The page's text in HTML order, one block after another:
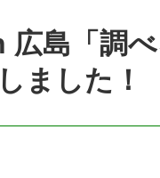
広島「調
ました！